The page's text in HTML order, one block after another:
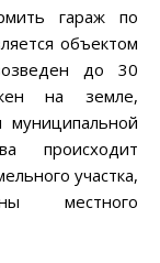
гараж по
объектом
до 30
на земле,
муниципальной
происходит
участка,
местного